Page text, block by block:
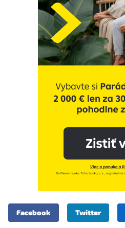
Facebook Twitter